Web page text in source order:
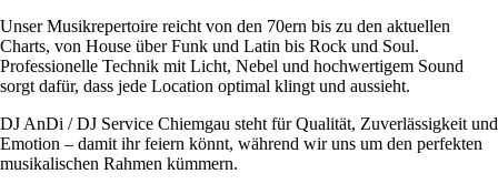
Unser Musikrepertoire reicht von den 70ern bis zu den aktuellen
Charts, von House über Funk und Latin bis Rock und Soul.
Professionelle Technik mit Licht, Nebel und hochwertigem Sound
sorgt dafür, dass jede Location optimal klingt und aussieht.
DJ AnDi / DJ Service Chiemgau steht für Qualität, Zuverlässigkeit und
Emotion – damit ihr feiern könnt, während wir uns um den perfekten
musikalischen Rahmen kümmern.